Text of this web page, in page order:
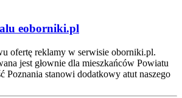
eoborniki.pl
ofertę reklamy w serwisie oborniki.pl.
jest głownie dla mieszkańców Powiatu
Poznania stanowi dodatkowy atut naszego